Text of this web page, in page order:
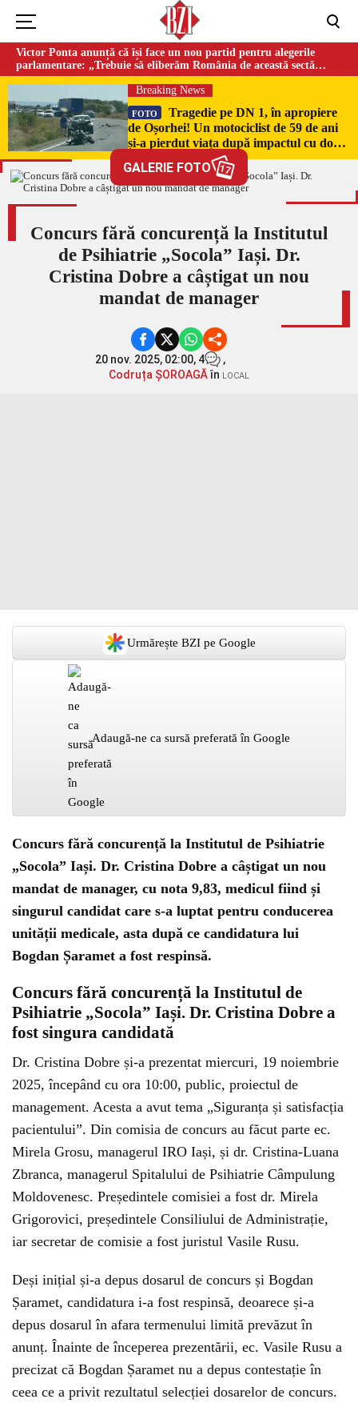
Victor Ponta anunță că își face un nou partid pentru alegerile
parlamentare: „Trebuie să eliberăm România de această sectă
globalistă”
Breaking News
FOTO
Tragedie pe DN 1, în apropiere
de Oșorhei! Un motociclist de 59 de ani
și-a pierdut viața după impactul cu două
GALERIE FOTO 17
Concurs fără concurență la Institutul
de Psihiatrie „Socola” Iași. Dr.
Cristina Dobre a câștigat un nou
mandat de manager
20 nov. 2025, 02:00, 4
,
Codruța ȘOROAGĂîn LOCAL
Urmărește BZI pe Google
Adaugă-ne ca sursă preferată în Google
Concurs fără concurență la Institutul de Psihiatrie
„Socola” Iași. Dr. Cristina Dobre a câștigat un nou
mandat de manager, cu nota 9,83, medicul fiind și
singurul candidat care s-a luptat pentru conducerea
unității medicale, asta după ce candidatura lui
Bogdan Șaramet a fost respinsă.
Concurs fără concurență la Institutul de
Psihiatrie „Socola” Iași. Dr. Cristina Dobre a
fost singura candidată
Dr. Cristina Dobre și-a prezentat miercuri, 19 noiembrie
2025, începând cu ora 10:00, public, proiectul de
management. Acesta a avut tema „Siguranța și satisfacția
pacientului”. Din comisia de concurs au făcut parte ec.
Mirela Grosu, managerul IRO Iași, și dr. Cristina-Luana
Zbranca, managerul Spitalului de Psihiatrie Câmpulung
Moldovenesc. Președintele comisiei a fost dr. Mirela
Grigorovici, președintele Consiliului de Administrație,
iar secretar de comisie a fost juristul Vasile Rusu.
Deși inițial și-a depus dosarul de concurs și Bogdan
Șaramet, candidatura i-a fost respinsă, deoarece și-a
depus dosarul în afara termenului limită prevăzut în
anunț. Înainte de începerea prezentării, ec. Vasile Rusu a
precizat că Bogdan Șaramet nu a depus contestație în
ceea ce a privit rezultatul selecției dosarelor de concurs.